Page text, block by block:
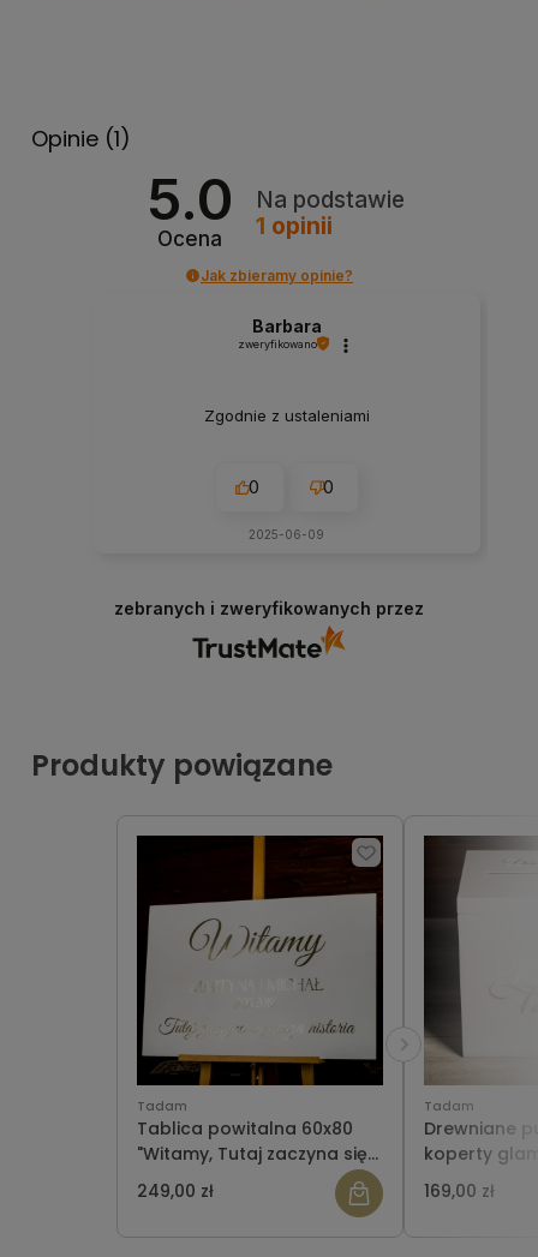
Opinie (1)
5.0
Ocena
Na podstawie
1 opinii
Jak zbieramy opinie?
Barbara
zweryfikowano
Zgodnie z ustaleniami
0 0
2025-06-09
zebranych i zweryfikowanych przez
Produkty powiązane
Tadam
Tablica powitalna 60x80
"Witamy, Tutaj zaczyna się
nasza historia" z
lustrzanymi literami
249,00 zł
Tadam
Drewniane
koperty
lustrzanymi
WZÓR SAME
169,00 zł